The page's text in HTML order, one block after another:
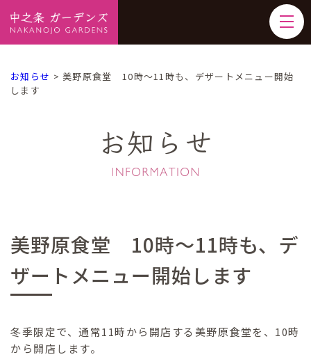
お知らせ >美野原食堂 10時～11時も、デザートメニュー開始
します
お知らせ
美野原食堂 10時～11時も、デ
ザートメニュー開始します
冬季限定で、通常11時から開店する美野原食堂を、10時
から開店します。